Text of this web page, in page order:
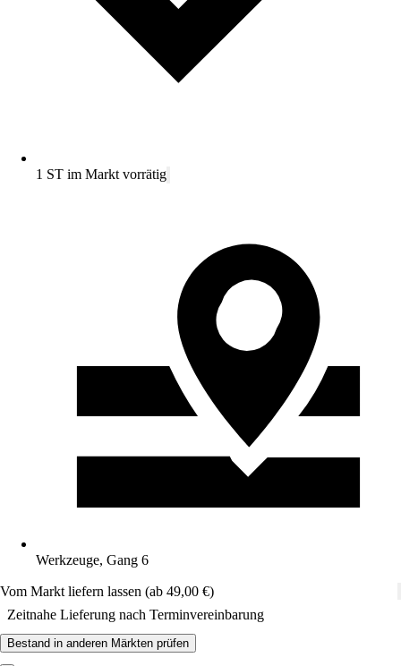
1 ST im Markt vorrätig
Werkzeuge, Gang 6
Vom Markt liefern lassen (ab 49,00 €)
Zeitnahe Lieferung nach Terminvereinbarung
Bestand in anderen Märkten prüfen